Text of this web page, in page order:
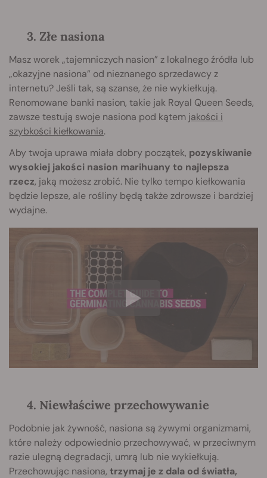
3. Złe nasiona
Masz worek „tajemniczych nasion” z lokalnego źródła lub
„okazyjne nasiona” od nieznanego sprzedawcy z
internetu? Jeśli tak, są szanse, że nie wykiełkują.
Renomowane banki nasion, takie jak Royal Queen Seeds,
zawsze testują swoje nasiona pod kątem jakości i
szybkości kiełkowania.
Aby twoja uprawa miała dobry początek, pozyskiwanie
wysokiej jakości nasion marihuany to najlepsza
rzecz, jaką możesz zrobić. Nie tylko tempo kiełkowania
będzie lepsze, ale rośliny będą także zdrowsze i bardziej
wydajne.
4. Niewłaściwe przechowywanie
Podobnie jak żywność, nasiona są żywymi organizmami,
które należy odpowiednio przechowywać, w przeciwnym
razie ulegną degradacji, umrą lub nie wykiełkują.
Przechowując nasiona, trzymaj je z dala od światła,